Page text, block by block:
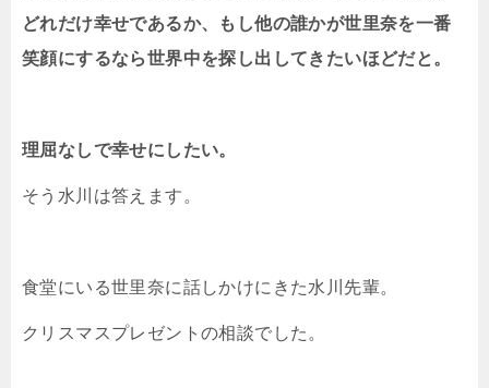
どれだけ幸せであるか、もし他の誰かが世里奈を一番
笑顔にするなら世界中を探し出してきたいほどだと。
理屈なしで幸せにしたい。
そう水川は答えます。
食堂にいる世里奈に話しかけにきた水川先輩。
クリスマスプレゼントの相談でした。